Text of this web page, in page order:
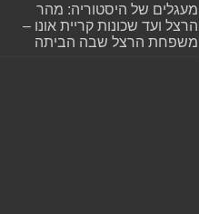
מעגלים של היסטוריה: מהר
הרצל ועד שכונות קריית אונו –
משפחת הרצל שבה הביתה